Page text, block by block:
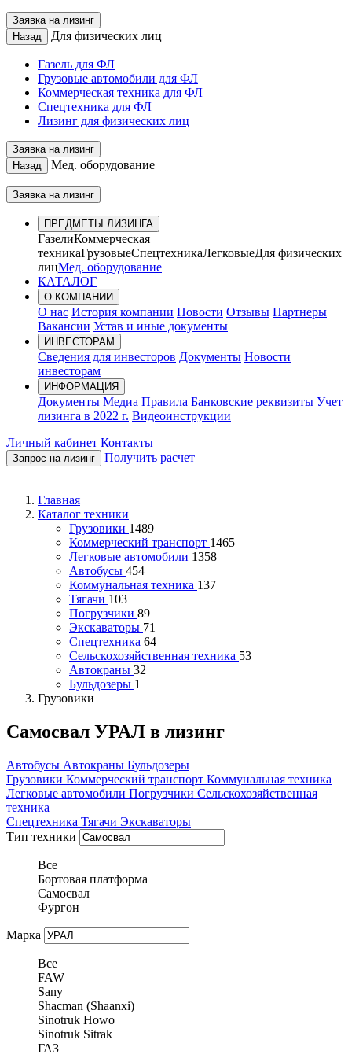
Заявка на лизинг
Назад
Для физических лиц
Газель для ФЛ
Грузовые автомобили для ФЛ
Коммерческая техника для ФЛ
Спецтехника для ФЛ
Лизинг для физических лиц
Заявка на лизинг
Назад
Мед. оборудование
Заявка на лизинг
ПРЕДМЕТЫ ЛИЗИНГА
ГазелиКоммерческая
техникаГрузовыеСпецтехникаЛегковыеДля физических
лицМед. оборудование
КАТАЛОГ
О КОМПАНИИ
О нас История компании Новости Отзывы Партнеры
Вакансии Устав и иные документы
ИНВЕСТОРАМ
Сведения для инвесторов Документы Новости
инвесторам
ИНФОРМАЦИЯ
Документы Медиа Правила Банковские реквизиты Учет
лизинга в 2022 г. Видеоинструкции
Личный кабинет Контакты
Запрос на лизинг Получить расчет
Главная
Каталог техники
Грузовики 1489
Коммерческий транспорт 1465
Легковые автомобили 1358
Автобусы 454
Коммунальная техника 137
Тягачи 103
Погрузчики 89
Экскаваторы 71
Спецтехника 64
Сельскохозяйственная техника 53
Автокраны 32
Бульдозеры 1
Грузовики
Самосвал УРАЛ в лизинг
Автобусы Автокраны Бульдозеры
Грузовики Коммерческий транспорт Коммунальная техника
Легковые автомобили Погрузчики Сельскохозяйственная
техника
Спецтехника Тягачи Экскаваторы
Тип техники
Все
Бортовая платформа
Самосвал
Фургон
Марка
Все
FAW
Sany
Shacman (Shaanxi)
Sinotruk Howo
Sinotruk Sitrak
ГАЗ